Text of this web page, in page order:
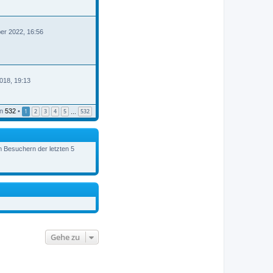
2022, 16:56
19:13
532 • 1 2 3 4 5 … 532
Besuchern der letzten 5
Gehe zu